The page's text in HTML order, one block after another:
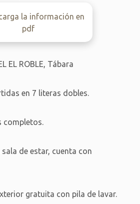
la información en
pdf
EL ROBLE, Tábara
en 7 literas dobles.
completos.
de estar, cuenta con
gratuita con pila de lavar.